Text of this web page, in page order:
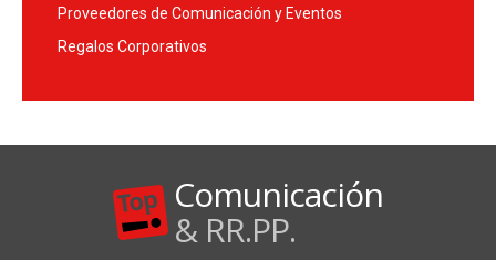
Proveedores de Comunicación y Eventos
Regalos Corporativos
Comunicación
& RR.PP.